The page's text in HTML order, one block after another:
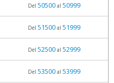
Del 50500al 50999
Del 51500al 51999
Del 52500al 52999
Del 53500al 53999